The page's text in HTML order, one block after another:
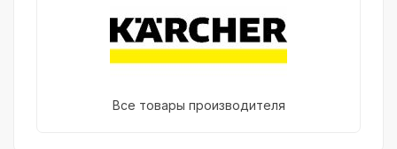
Все товары производителя